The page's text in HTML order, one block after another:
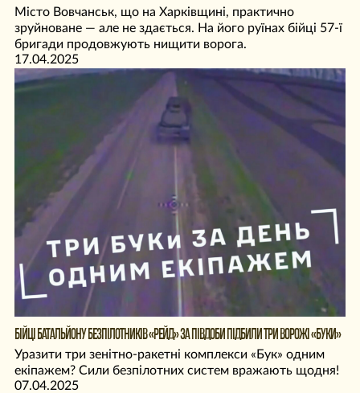
Місто Вовчанськ, що на Харківщині, практично
зруйноване — але не здається. На його руїнах бійці 57-ї
бригади продовжують нищити ворога.
17.04.2025
БІЙЦІ БАТАЛЬЙОНУ БЕЗПІЛОТНИКІВ «РЕЙД» ЗА ПІВДОБИ ПІДБИЛИ ТРИ ВОРОЖІ «БУКИ»
Уразити три зенітно-ракетні комплекси «Бук» одним
екіпажем? Сили безпілотних систем вражають щодня!
07.04.2025